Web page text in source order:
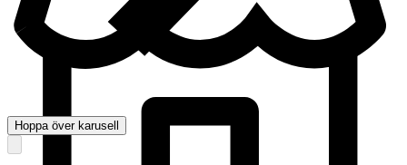
Hoppa över karusell